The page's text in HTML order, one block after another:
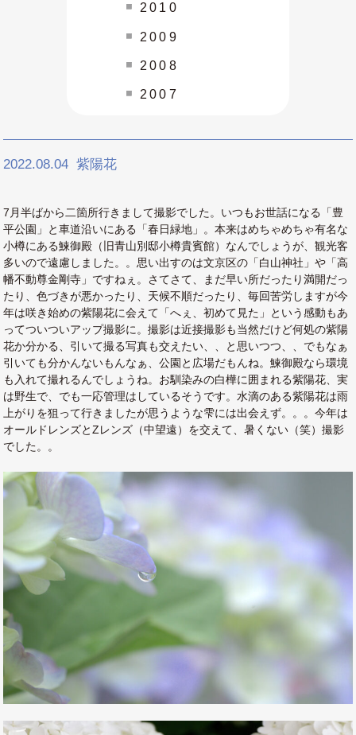
2010
2009
2008
2007
2022.08.04 紫陽花
7月半ばから二箇所行きまして撮影でした。いつもお世話になる「豊
平公園」と車道沿いにある「春日緑地」。本来はめちゃめちゃ有名な
小樽にある鰊御殿（旧青山別邸小樽貴賓館）なんでしょうが、観光客
多いので遠慮しました。。思い出すのは文京区の「白山神社」や「高
幡不動尊金剛寺」ですねぇ。さてさて、まだ早い所だったり満開だっ
たり、色づきが悪かったり、天候不順だったり、毎回苦労しますが今
年は咲き始めの紫陽花に会えて「へぇ、初めて見た」という感動もあ
ってついついアップ撮影に。撮影は近接撮影も当然だけど何処の紫陽
花か分かる、引いて撮る写真も交えたい、、と思いつつ、、でもなぁ
引いても分かんないもんなぁ、公園と広場だもんね。鰊御殿なら環境
も入れて撮れるんでしょうね。お馴染みの白樺に囲まれる紫陽花、実
は野生で、でも一応管理はしているそうです。水滴のある紫陽花は雨
上がりを狙って行きましたが思うような雫には出会えず。。。今年は
オールドレンズとZレンズ（中望遠）を交えて、暑くない（笑）撮影
でした。。